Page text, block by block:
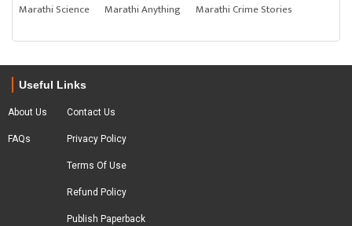
Marathi Science
Marathi Anything Marathi Crime Stories
Useful Links
About Us
FAQs
Contact Us
Privacy Policy
Terms Of Use
Refund Policy
Publish Paperback